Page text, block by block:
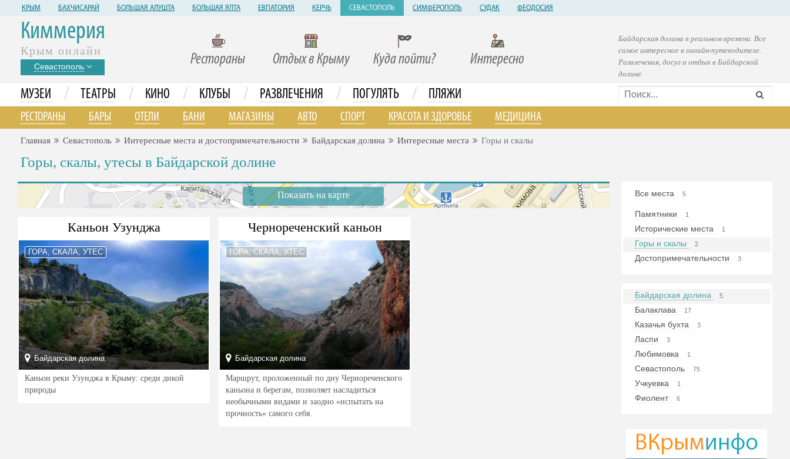
КРЫМ БАХЧИСАРАЙ БОЛЬШАЯ АЛУШТА БОЛЬШАЯ ЯЛТА ЕВПАТОРИЯ КЕРЧЬ СЕВАСТОПОЛЬ СИМФЕРОПОЛЬ СУДАК ФЕОДОСИЯ
Киммерия
Крым онлайн
Севастополь Рестораны Отдых в Крыму Куда пойти? Интересно
Байдарская долина в реальном времени. Все
самое интересное в онлайн-путеводителе.
Развлечения, досуг и отдых в Байдарской
долине.
МУЗЕИ / ТЕАТРЫ / КИНО / КЛУБЫ / РАЗВЛЕЧЕНИЯ / ПОГУЛЯТЬ / ПЛЯЖИ
РЕСТОРАНЫ БАРЫ ОТЕЛИ БАНИ МАГАЗИНЫ АВТО СПОРТ КРАСОТА И ЗДОРОВЬЕ МЕДИЦИНА
Главная Севастополь Интересные места и достопримечательности Байдарская долина Интересные места Горы и скалы
Горы, скалы, утесы в Байдарской долине
Показать на карте
Каньон Узунджа
ГОРА, СКАЛА, УТЕС
Байдарская долина
Каньон реки Узунджа в Крыму: среди дикой
природы
Чернореченский каньон
ГОРА, СКАЛА, УТЕС
Байдарская долина
Маршрут, проложенный по дну Чернореченского
каньона и берегам, позволяет насладиться
необычными видами и заодно «испытать на
прочность» самого себя.
Все места 5
Памятники 1
Исторические места 1
Горы и скалы 2
Достопримечательности 3
Байдарская долина 5
Балаклава 17
Казачья бухта 3
Ласпи 3
Любимовка 1
Севастополь 75
Учкуевка 1
Фиолент 6